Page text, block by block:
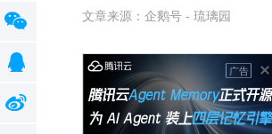
文章来源： 企鹅号 - 琉璃园
广告